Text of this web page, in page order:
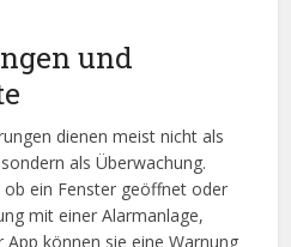
und
dienen meist nicht als
als Überwachung.
ein Fenster geöffnet oder
mit einer Alarmanlage,
können sie eine Warnung